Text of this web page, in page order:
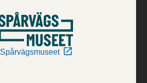
Spårvägsmuseet